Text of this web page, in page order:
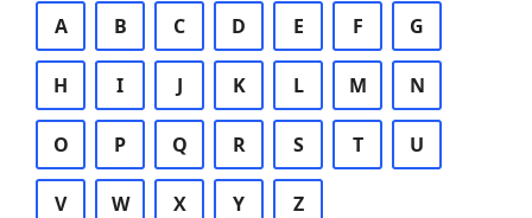
A B C D E F G
H I J K L M N
O P Q R S T U
V W X Y Z